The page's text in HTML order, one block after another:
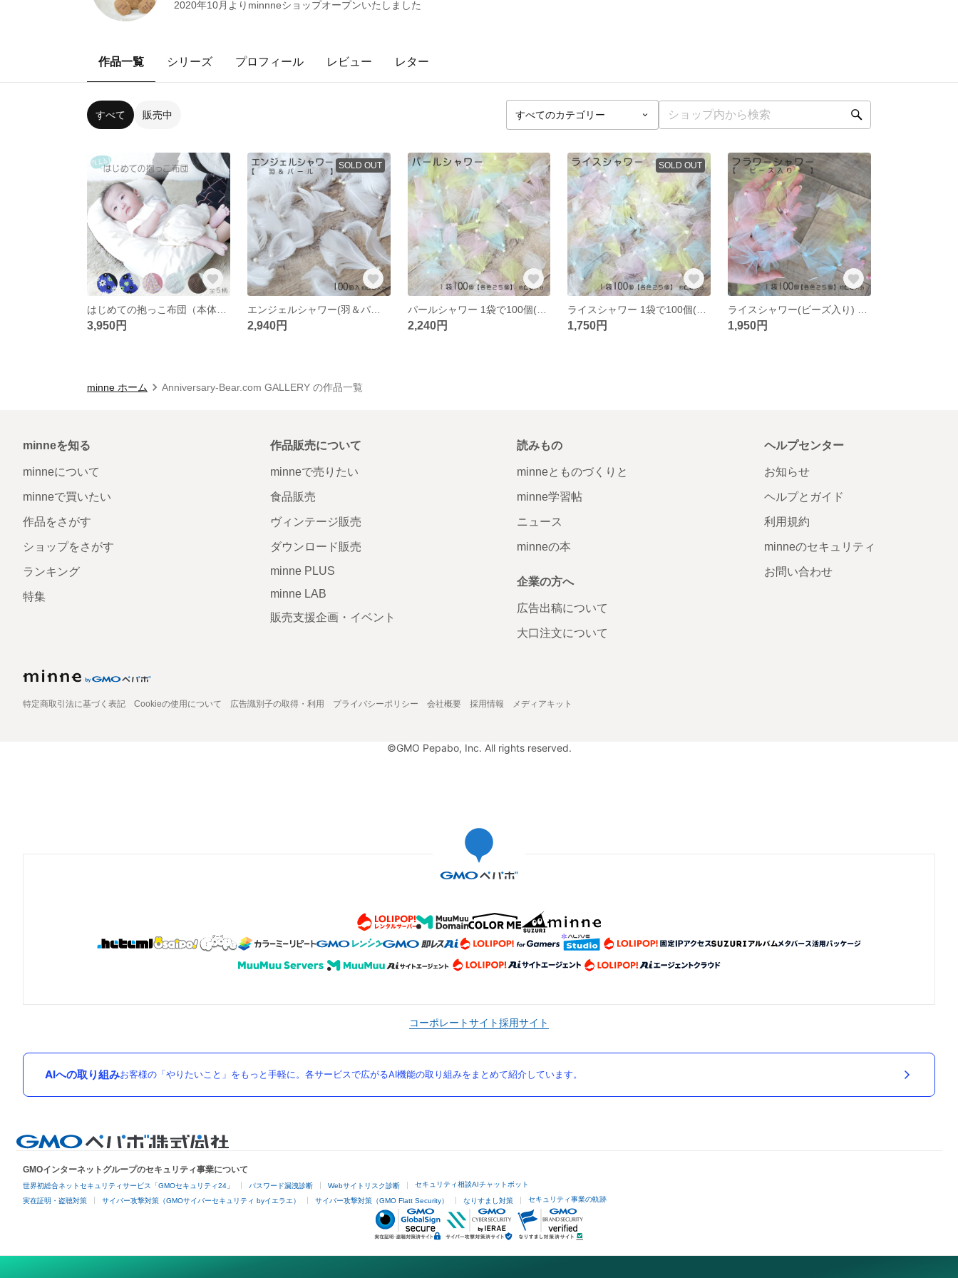
2020年10月よりminnneショップオープンいたしました
作品一覧 シリーズ プロフィール レビュー レター
すべて 販売中
3,950円
SOLD OUT
エンジェルシャワー(羽＆パール） フェザーシャワー／羽シャワー 1袋で100個 （結婚式/披露宴/結婚式2次会）
2,940円
パールシャワー 1袋で100個(各色25個） （結婚式/披露宴/結婚式 2次会）
2,240円
SOLD OUT
1,750円 1,950円
minne ホーム Anniversary-Bear.com GALLERY の作品一覧
minneを知る
minneについて
minneで買いたい
作品をさがす
ショップをさがす
ランキング
特集
作品販売について
minneで売りたい
食品販売
ヴィンテージ販売
ダウンロード販売
minne PLUS
minne LAB
販売支援企画・イベント
読みもの
minneとものづくりと
minne学習帖
ニュース
minneの本
企業の方へ
広告出稿について
大口注文について
ヘルプセンター
お知らせ
ヘルプとガイド
利用規約
minneのセキュリティ
お問い合わせ
特定商取引法に基づく表記 Cookieの使用について 広告識別子の取得・利用 プライバシーポリシー 会社概要 採用情報 メディアキット
©GMO Pepabo, Inc. All rights reserved.
コーポレートサイト採用サイト
AIへの取り組みお客様の「やりたいこと」をもっと手軽に。各サービスで広がるAI機能の取り組みをまとめて紹介しています。
GMOインターネットグループのセキュリティ事業について
世界初総合ネットセキュリティサービス「GMOセキュリティ24」 パスワード漏洩診断 Webサイトリスク診断 セキュリティ相談AIチャットボット
実在証明・盗聴対策 サイバー攻撃対策（GMOサイバーセキュリティ byイエラエ） サイバー攻撃対策（GMO Flatt Security） なりすまし対策 セキュリティ事業の軌跡